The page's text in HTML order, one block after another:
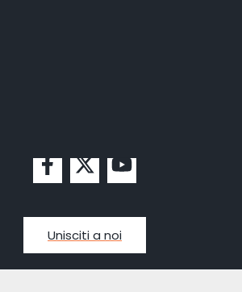
Unisciti a noi